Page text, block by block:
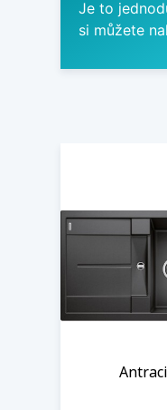
Je to
si můžete